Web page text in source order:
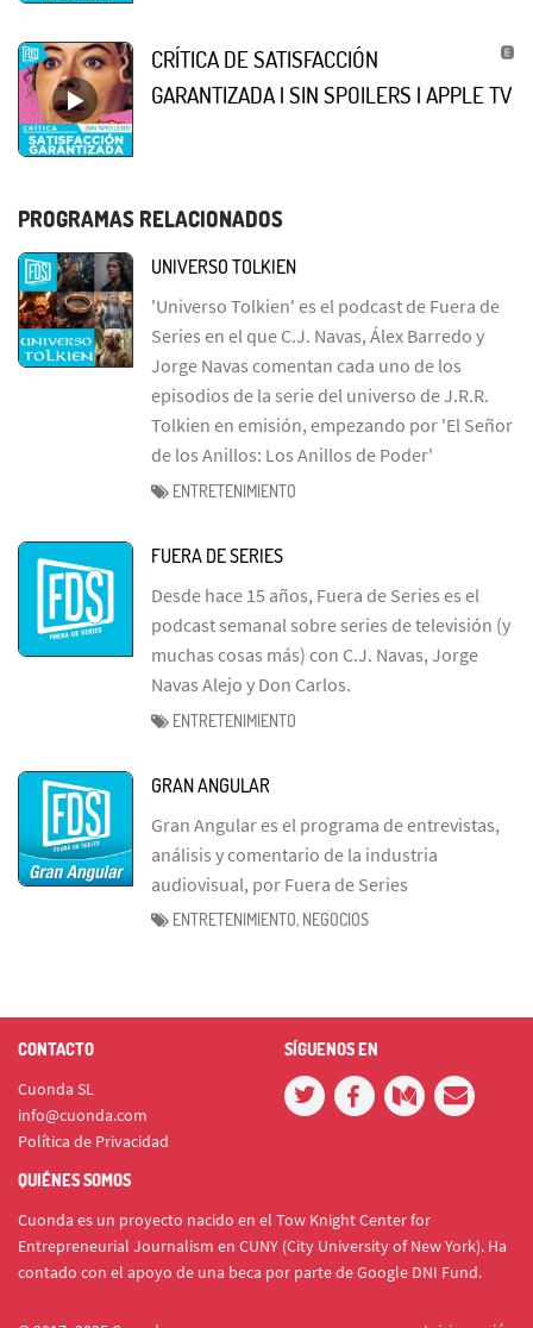
CRÍTICA DE SATISFACCIÓN
GARANTIZADA | SIN SPOILERS | APPLE TV
PROGRAMAS RELACIONADOS
UNIVERSO TOLKIEN
'Universo Tolkien' es el podcast de Fuera de
Series en el que C.J. Navas, Álex Barredo y
Jorge Navas comentan cada uno de los
episodios de la serie del universo de J.R.R.
Tolkien en emisión, empezando por 'El Señor
de los Anillos: Los Anillos de Poder'
ENTRETENIMIENTO
FUERA DE SERIES
Desde hace 15 años, Fuera de Series es el
podcast semanal sobre series de televisión (y
muchas cosas más) con C.J. Navas, Jorge
Navas Alejo y Don Carlos.
ENTRETENIMIENTO
GRAN ANGULAR
Gran Angular es el programa de entrevistas,
análisis y comentario de la industria
audiovisual, por Fuera de Series
ENTRETENIMIENTO, NEGOCIOS
CONTACTO
Cuonda SL
info@cuonda.com
Política de Privacidad
SÍGUENOS EN
QUIÉNES SOMOS
Cuonda es un proyecto nacido en el Tow Knight Center for
Entrepreneurial Journalism en CUNY (City University of New York). Ha
contado con el apoyo de una beca por parte de Google DNI Fund.